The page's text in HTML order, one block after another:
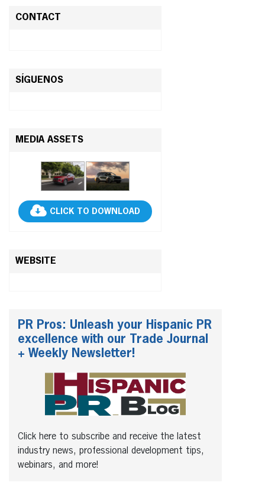
CONTACT
SÍGUENOS
MEDIA ASSETS
CLICK TO DOWNLOAD
WEBSITE
PR Pros: Unleash your Hispanic PR
excellence with our Trade Journal
+ Weekly Newsletter!
Click here to subscribe and receive the latest
industry news, professional development tips,
webinars, and more!